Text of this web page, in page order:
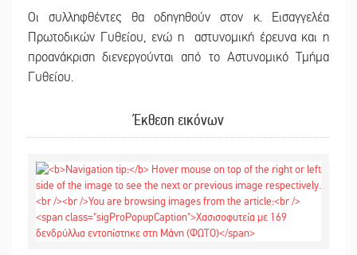
Οι συλληφθέντες θα οδηγηθούν στον κ. Εισαγγελέα
Πρωτοδικών Γυθείου, ενώ η αστυνομική έρευνα και η
προανάκριση διενεργούνται από το Αστυνομικό Τμήμα
Γυθείου.
Έκθεση εικόνων